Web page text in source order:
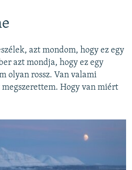
azt mondom, hogy ez egy
azt mondja, hogy ez egy
olyan rossz. Van valami
Hogy van miért